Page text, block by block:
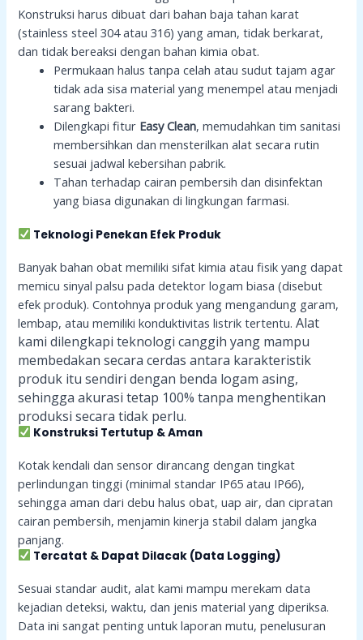
Konstruksi harus dibuat dari bahan baja tahan karat
(stainless steel 304 atau 316) yang aman, tidak berkarat,
dan tidak bereaksi dengan bahan kimia obat.
Permukaan halus tanpa celah atau sudut tajam agar
tidak ada sisa material yang menempel atau menjadi
sarang bakteri.
Dilengkapi fitur Easy Clean, memudahkan tim sanitasi
membersihkan dan mensterilkan alat secara rutin
sesuai jadwal kebersihan pabrik.
Tahan terhadap cairan pembersih dan disinfektan
yang biasa digunakan di lingkungan farmasi.
Teknologi Penekan Efek Produk
Banyak bahan obat memiliki sifat kimia atau fisik yang dapat
memicu sinyal palsu pada detektor logam biasa (disebut
efek produk). Contohnya produk yang mengandung garam,
lembap, atau memiliki konduktivitas listrik tertentu.Alat
kami dilengkapi teknologi canggih yang mampu
membedakan secara cerdas antara karakteristik
produk itu sendiri dengan benda logam asing,
sehingga akurasi tetap 100% tanpa menghentikan
produksi secara tidak perlu.
Konstruksi Tertutup & Aman
Kotak kendali dan sensor dirancang dengan tingkat
perlindungan tinggi (minimal standar IP65 atau IP66),
sehingga aman dari debu halus obat, uap air, dan cipratan
cairan pembersih, menjamin kinerja stabil dalam jangka
panjang.
Tercatat & Dapat Dilacak (Data Logging)
Sesuai standar audit, alat kami mampu merekam data
kejadian deteksi, waktu, dan jenis material yang diperiksa.
Data ini sangat penting untuk laporan mutu, penelusuran